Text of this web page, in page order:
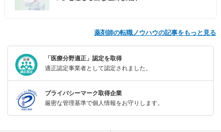
薬剤師の転職ノウハウの記事をもっと見る
「医療分野適正」認定を取得
適正認定事業者として認定されました。
プライバシーマーク取得企業
厳密な管理基準で個人情報をお守りします。